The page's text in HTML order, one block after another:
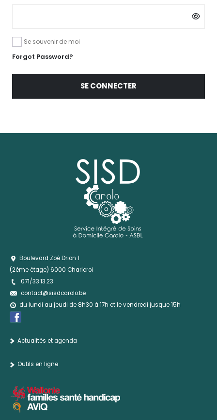
Se souvenir de moi
Forgot Password?
SE CONNECTER
Boulevard Zoé Drion 1
(2ème étage) 6000 Charleroi
071/33.13.23
contact@sisdcarolo.be
du lundi au jeudi de 8h30 à 17h et le vendredi jusque 15h
Actualités et agenda
Outils en ligne